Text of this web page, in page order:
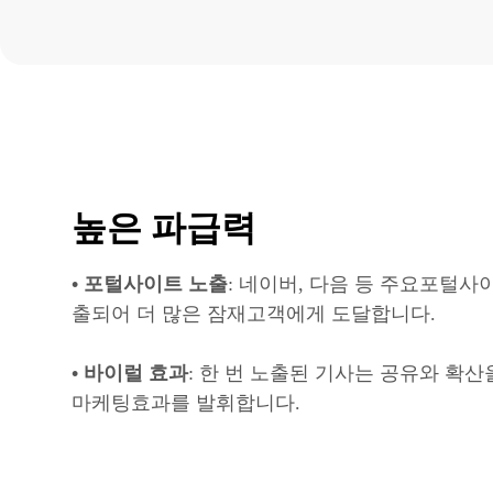
높은 파급력
• 포털사이트 노출: 네이버, 다음 등 주요포털사
출되어 더 많은 잠재고객에게 도달합니다.
• 바이럴 효과: 한 번 노출된 기사는 공유와 확산
마케팅효과를 발휘합니다.